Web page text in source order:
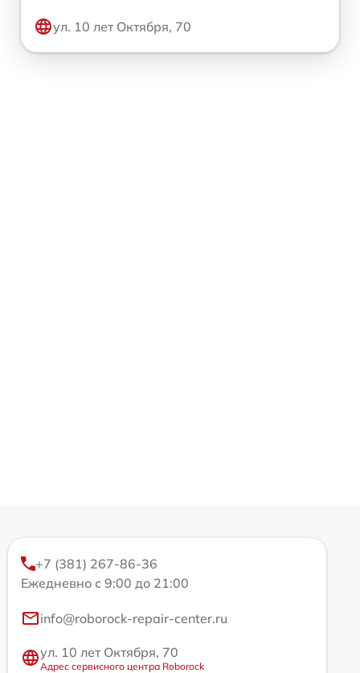
ул. 10 лет Октября, 70
+7 (381) 267-86-36
Ежедневно с 9:00 до 21:00
info@roborock-repair-center.ru
ул. 10 лет Октября, 70
Адрес сервисного центра Roborock